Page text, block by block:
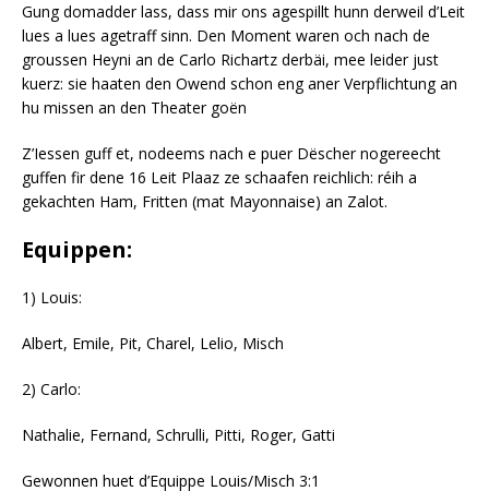
Gung domadder lass, dass mir ons agespillt hunn derweil d’Leit
lues a lues agetraff sinn. Den Moment waren och nach de
groussen Heyni an de Carlo Richartz derbäi, mee leider just
kuerz: sie haaten den Owend schon eng aner Verpflichtung an
hu missen an den Theater goën
Z’Iessen guff et, nodeems nach e puer Dëscher nogereecht
guffen fir dene 16 Leit Plaaz ze schaafen reichlich: réih a
gekachten Ham, Fritten (mat Mayonnaise) an Zalot.
Equippen:
1) Louis:
Albert, Emile, Pit, Charel, Lelio, Misch
2) Carlo:
Nathalie, Fernand, Schrulli, Pitti, Roger, Gatti
Gewonnen huet d’Equippe Louis/Misch 3:1